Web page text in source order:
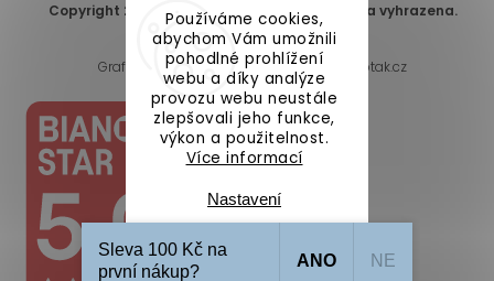
Používáme cookies,
abychom Vám umožnili
pohodlné prohlížení
webu a díky analýze
provozu webu neustále
zlepšovali jeho funkce,
výkon a použitelnost.
Více informací
Nastavení
Copyright 2026 DomaLEP s.r.o.
. Všechna práva vyhrazena.
Upravit nastavení cookies
Grafický návrh vytvořil a nakódoval
Shoptak.cz
Sleva 100 Kč na
první nákup?
ANO NE